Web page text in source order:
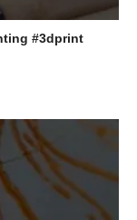
#3dprint